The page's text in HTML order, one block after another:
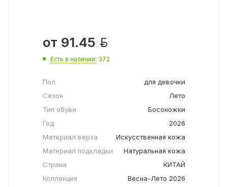
от 91.45 
Есть в наличии: 372
Пол
для девочки
Сезон
Лето
Тип обуви
Босоножки
Год
2026
Материал верха
Искусственная кожа
Материал подкладки
Натуральная кожа
Страна
КИТАЙ
Коллекция
Весна-Лето 2026